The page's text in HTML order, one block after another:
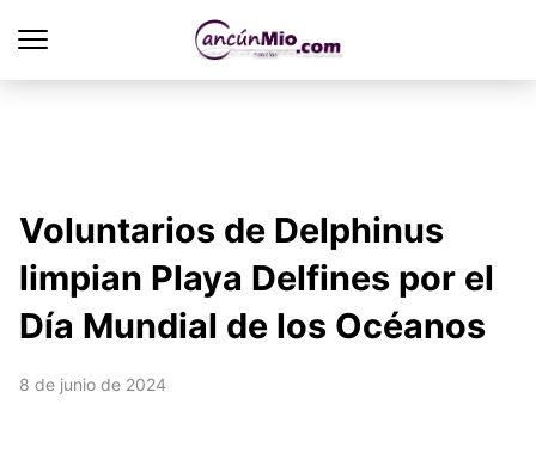
Voluntarios de Delphinus
limpian Playa Delfines por el
Día Mundial de los Océanos
8 de junio de 2024